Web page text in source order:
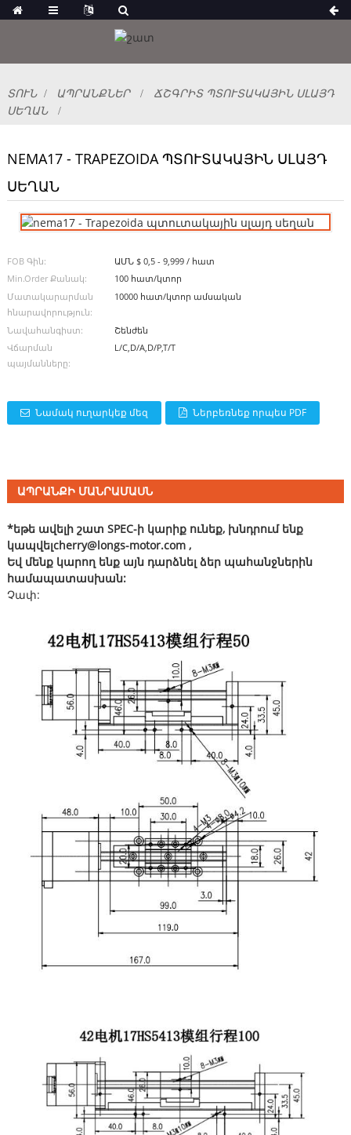
ՏՈՒՆ ԱՊՐԱՆՔՆԵՐ
ՃՇԳՐԻՏ ՊՏՈՒՏԱԿԱՅԻՆ ՍԼԱՅԴ
ՍԵՂԱՆ
NEMA17 - TRAPEZOIDA ՊՏՈՒՏԱԿԱՅԻՆ ՍԼԱՅԴ
ՍԵՂԱՆ
FOB Գին:
ԱՄՆ $ 0,5 - 9,999 / հատ
Min.Order Քանակ:
100 հատ/կտոր
Մատակարարման
հնարավորություն:
10000 հատ/կտոր ամսական
Նավահանգիստ:
Շենժեն
Վճարման
պայմանները:
L/C,D/A,D/P,T/T
Նամակ ուղարկեք մեզ Ներբեռնեք որպես PDF
ԱՊՐԱՆՔԻ ՄԱՆՐԱՄԱՍՆ
*եթե ավելի շատ SPEC-ի կարիք ունեք, խնդրում ենք
կապվելcherry@longs-motor.com,
Եվ մենք կարող ենք այն դարձնել ձեր պահանջներին
համապատասխան:
Չափ: